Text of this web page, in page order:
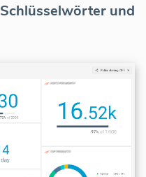
Schlüsselwörter und